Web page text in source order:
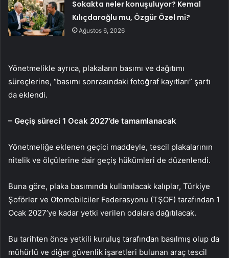
Sokakta neler konuşuluyor? Kemal
Kılıçdaroğlu mu, Özgür Özel mi?
Ağustos 6, 2026
Yönetmelikle ayrıca, plakaların basımı ve dağıtımı
süreçlerine, “basımı sonrasındaki fotoğraf kayıtları” şartı
da eklendi.
– Geçiş süreci 1 Ocak 2027’de tamamlanacak
Yönetmeliğe eklenen geçici maddeyle, tescil plakalarının
nitelik ve ölçülerine dair geçiş hükümleri de düzenlendi.
Buna göre, plaka basımında kullanılacak kalıplar, Türkiye
Şoförler ve Otomobilciler Federasyonu (TŞOF) tarafından 1
Ocak 2027’ye kadar yetki verilen odalara dağıtılacak.
Bu tarihten önce yetkili kuruluş tarafından basılmış olup da
mühürlü ve diğer güvenlik işaretleri bulunan araç tescil